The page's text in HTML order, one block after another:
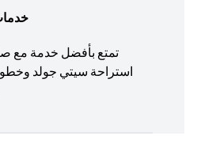
تمتع بأفضل خدمة مع
استراحة سيتي جولد